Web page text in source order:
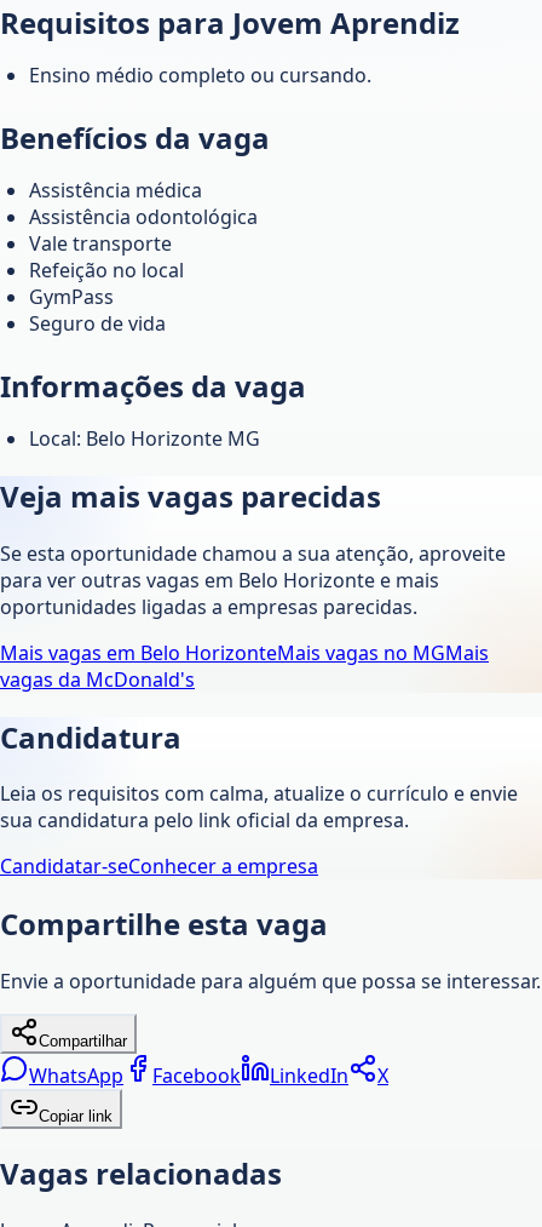
Requisitos para Jovem Aprendiz
Ensino médio completo ou cursando.
Benefícios da vaga
Assistência médica
Assistência odontológica
Vale transporte
Refeição no local
GymPass
Seguro de vida
Informações da vaga
Local: Belo Horizonte MG
Veja mais vagas parecidas
Se esta oportunidade chamou a sua atenção, aproveite
para ver outras vagas em Belo Horizontee mais
oportunidades ligadas a empresas parecidas.
Mais vagas em Belo HorizonteMais vagas no MGMais
vagas da McDonald's
Candidatura
Leia os requisitos com calma, atualize o currículo e envie
sua candidatura pelo link oficial da empresa.
Candidatar-seConhecer a empresa
Compartilhe esta vaga
Envie a oportunidade para alguém que possa se interessar.
Compartilhar
WhatsApp Facebook LinkedIn X
Copiar link
Vagas relacionadas